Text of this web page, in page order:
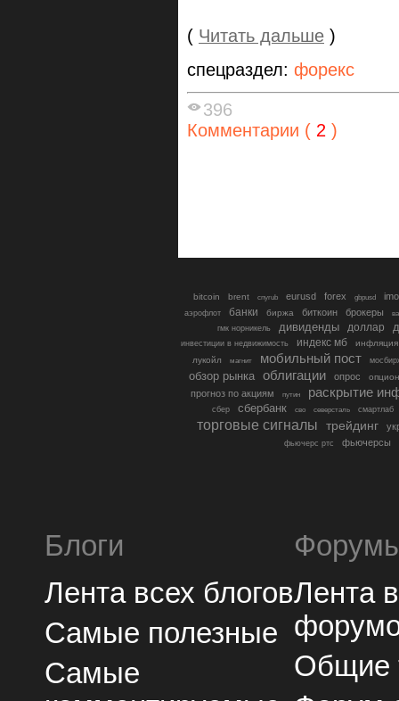
( Читать дальше )
спецраздел: форекс
396
Комментарии ( 2 )
bitcoin brent cnyrub eurusd forex gbpusd
аэрофлот банки биржа биткоин брокеры
гмк норникель
дивиденды доллар
инвестиции в недвижимость индекс мб
инфляция
лукойл
магнит мобильный пост
обзор рынка облигации опрос
прогноз по акциям путин раскрытие
сбер сбербанк сво северсталь смартлаб
торговые сигналы трейдинг
фьючерс ртс фьючерсы
Блоги
Лента всех блогов
Самые полезные
Самые
Лента
Общие